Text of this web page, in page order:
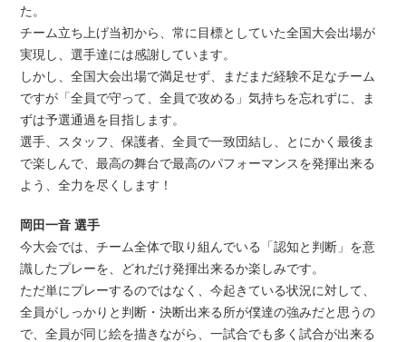
た。
チーム立ち上げ当初から、常に目標としていた全国大会出場が
実現し、選手達には感謝しています。
しかし、全国大会出場で満足せず、まだまだ経験不足なチーム
ですが「全員で守って、全員で攻める」気持ちを忘れずに、ま
ずは予選通過を目指します。
選手、スタッフ、保護者、全員で一致団結し、とにかく最後ま
で楽しんで、最高の舞台で最高のパフォーマンスを発揮出来る
よう、全力を尽くします！
岡田一音 選手
今大会では、チーム全体で取り組んでいる「認知と判断」を意
識したプレーを、どれだけ発揮出来るか楽しみです。
ただ単にプレーするのではなく、今起きている状況に対して、
全員がしっかりと判断・決断出来る所が僕達の強みだと思うの
で、全員が同じ絵を描きながら、一試合でも多く試合が出来る